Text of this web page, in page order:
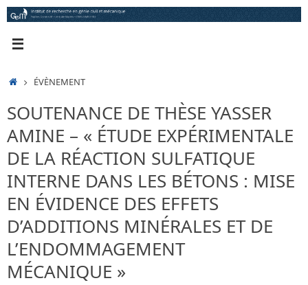
Passer
au
ACCUEIL
ÉVÈNEMENT
SOUTENANCE DE THÈSE YASSER
AMINE – « ÉTUDE EXPÉRIMENTALE
DE LA RÉACTION SULFATIQUE
INTERNE DANS LES BÉTONS : MISE
EN ÉVIDENCE DES EFFETS
D’ADDITIONS MINÉRALES ET DE
L’ENDOMMAGEMENT
MÉCANIQUE »